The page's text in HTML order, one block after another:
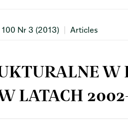
100 Nr 3 (2013) Articles
W
LATACH